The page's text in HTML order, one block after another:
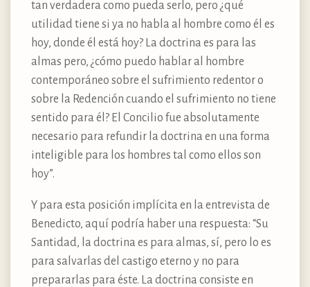
tan verdadera como pueda serlo, pero ¿qué
utilidad tiene si ya no habla al hombre como él es
hoy, donde él está hoy? La doctrina es para las
almas pero, ¿cómo puedo hablar al hombre
contemporáneo sobre el sufrimiento redentor o
sobre la Redención cuando el sufrimiento no tiene
sentido para él? El Concilio fue absolutamente
necesario para refundir la doctrina en una forma
inteligible para los hombres tal como ellos son
hoy”.
Y para esta posición implícita en la entrevista de
Benedicto, aquí podría haber una respuesta: “Su
Santidad, la doctrina es para almas, sí, pero lo es
para salvarlas del castigo eterno y no para
prepararlas para éste. La doctrina consiste en